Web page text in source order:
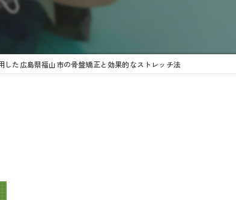
した広島県福山市の骨盤矯正と効果的なストレッチ法